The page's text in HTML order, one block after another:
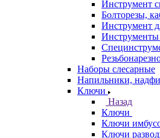
Инструмент
Болторезы,
Инструмент
Инструменты
Наборы слесарные
Напильники,
Ключи
Назад
Ключи
Ключи
Ключи